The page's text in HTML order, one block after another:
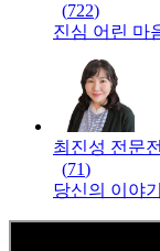
(722)
진심 어린 마
최진성 전문
(71)
당신의 이야